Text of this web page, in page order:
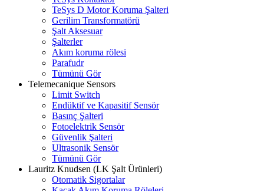
TeSys D Motor Koruma Şalteri
Gerilim Transformatörü
Şalt Aksesuar
Şalterler
Akım koruma rölesi
Parafudr
Tümünü Gör
Telemecanique Sensors
Limit Switch
Endüktif ve Kapasitif Sensör
Basınç Şalteri
Fotoelektrik Sensör
Güvenlik Şalteri
Ultrasonik Sensör
Tümünü Gör
Lauritz Knudsen (LK Şalt Ürünleri)
Otomatik Sigortalar